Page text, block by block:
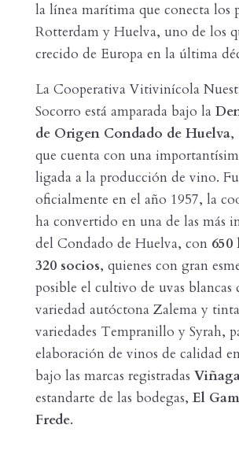
la línea marítima que conecta los
Rotterdam y Huelva, uno de los
crecido de Europa en la última
La Cooperativa Vitivinícola
Socorro está amparada bajo la
de Origen Condado de Huelva,
que cuenta con una
ligada a la producción de vino.
oficialmente en el año 1957, la
ha convertido en una de las más
del Condado de Huelva, con 650
320 socios, quienes con gran
posible el cultivo de uvas blancas
variedad autóctona Zalema y
variedades Tempranillo y Syrah,
elaboración de vinos de calidad
bajo las marcas registradas
estandarte de las bodegas,El
Frede.